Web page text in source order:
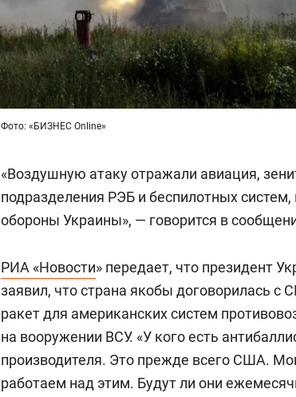
Фото: «БИЗНЕС Online»
«Воздушную атаку отражали авиация,
подразделения РЭБ и беспилотных
обороны Украины», — говорится в
РИА «Новости» передает, что президент
заявил, что страна якобы договорилась
ракет для американских систем
на вооружении ВСУ. «У кого есть
производителя. Это прежде всего США.
работаем над этим. Будут ли они